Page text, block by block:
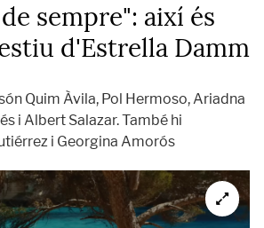
sempre": així és
d'Estrella Damm
Quim Àvila, Pol Hermoso, Ariadna
i Albert Salazar. També hi
i Georgina Amorós